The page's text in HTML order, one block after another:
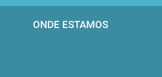
ONDE ESTAMOS